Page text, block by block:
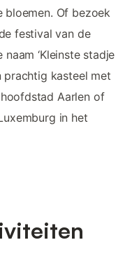
bloemen. Of bezoek
festival van de
‘Kleinste stadje
prachtig kasteel met
Aarlen of
in het